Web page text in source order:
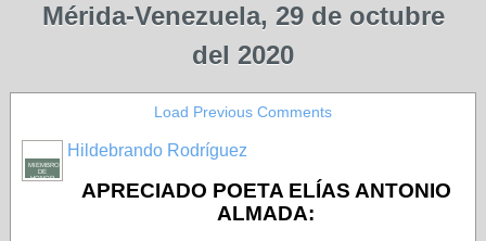
Mérida-Venezuela, 29 de octubre
del 2020
Load Previous Comments
MIEMBRO
DE
HONOR
Hildebrando Rodríguez
APRECIADO POETA ELÍAS ANTONIO
ALMADA: